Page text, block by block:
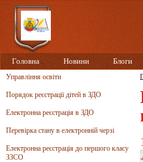
Головна Новини Блоги
Управління освіти
Порядок реєстрації дітей в ЗДО
Електронна реєстрація в ЗДО
Перевірка стану в електронній черзі
Електронна реєстрація до першого класу
ЗЗСО